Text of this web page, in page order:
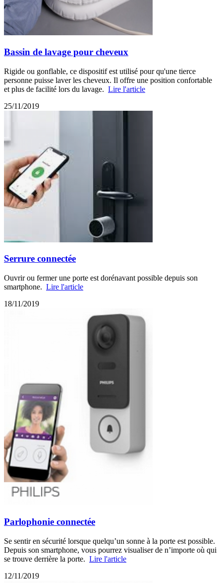
Bassin de lavage pour cheveux
Rigide ou gonflable, ce dispositif est utilisé pour qu'une tierce
personne puisse laver les cheveux. Il offre une position confortable
et plus de facilité lors du lavage. Lire l'article
25/11/2019
Serrure connectée
Ouvrir ou fermer une porte est dorénavant possible depuis son
smartphone. Lire l'article
18/11/2019
Parlophonie connectée
Se sentir en sécurité lorsque quelqu’un sonne à la porte est possible.
Depuis son smartphone, vous pourrez visualiser de n’importe où qui
se trouve derrière la porte. Lire l'article
12/11/2019